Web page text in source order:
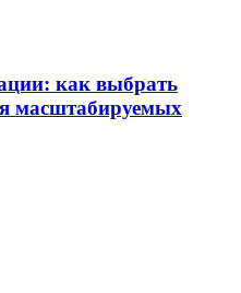
как выбрать
масштабируемых